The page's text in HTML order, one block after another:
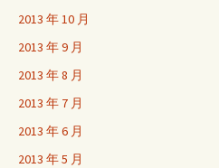
2013 年 10 月
2013 年 9 月
2013 年 8 月
2013 年 7 月
2013 年 6 月
2013 年 5 月